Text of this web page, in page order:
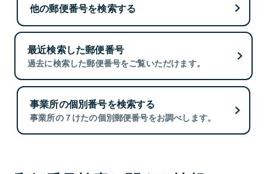
他の郵便番号を検索する
最近検索した郵便番号
過去に検索した郵便番号をご覧いただけます。
事業所の個別番号を検索する
事業所の７けたの個別郵便番号をお調べします。